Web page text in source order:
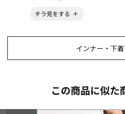
チラ見をする
インナー・下
この商品に似た